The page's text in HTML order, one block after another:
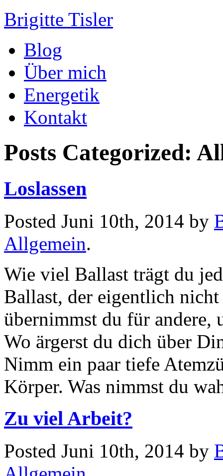
Brigitte Tisler
Blog
Über mich
Energetik
Kontakt
Posts Categorized:
Loslassen
Posted Juni 10th, 2014 by
Allgemein.
Wie viel Ballast trägt du
Ballast, der eigentlich
übernimmst du für andere,
Wo ärgerst du dich über
Nimm ein paar tiefe
Körper. Was nimmst du
Zu viel Arbeit?
Posted Juni 10th, 2014 by